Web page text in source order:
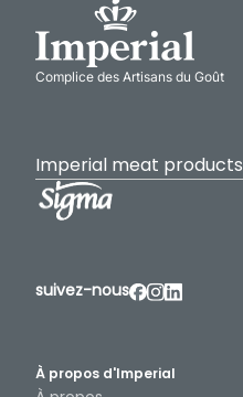
Complice des Artisans du Goût
Imperial meat products
À propos d'Imperial
suivez-nous